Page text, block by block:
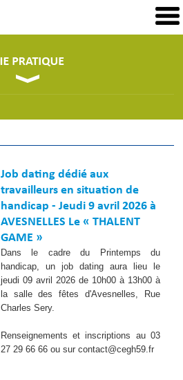
Job dating dédié aux
travailleurs en situation de
handicap - Jeudi 9 avril 2026 à
AVESNELLES Le « THALENT
GAME »
Dans le cadre du Printemps du
handicap, un job dating aura lieu le
jeudi 09 avril 2026 de 10h00 à 13h00 à
la salle des fêtes d'Avesnelles, Rue
Charles Sery.
Renseignements et inscriptions au 03
27 29 66 66 ou sur contact@cegh59.fr